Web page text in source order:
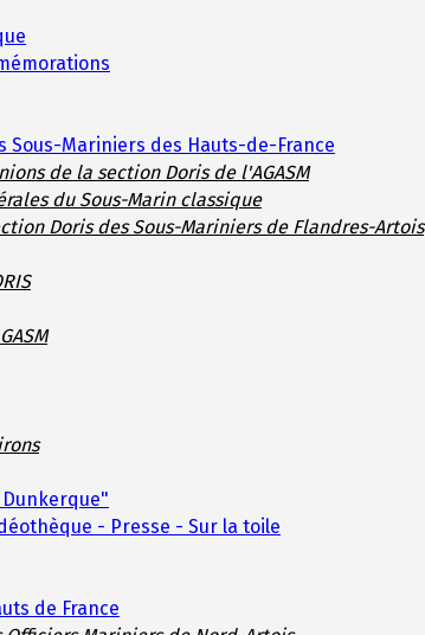
Sous-Mariniers des Hauts-de-France
de la section Doris de l'AGASM
du Sous-Marin classique
Doris des Sous-Mariniers de Flandres-Artois
- Presse - Sur la toile
de France